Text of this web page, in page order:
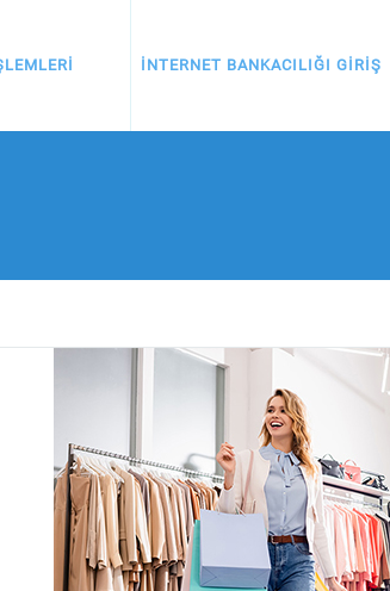
İNTERNET BANKACILIĞI GİRİŞ